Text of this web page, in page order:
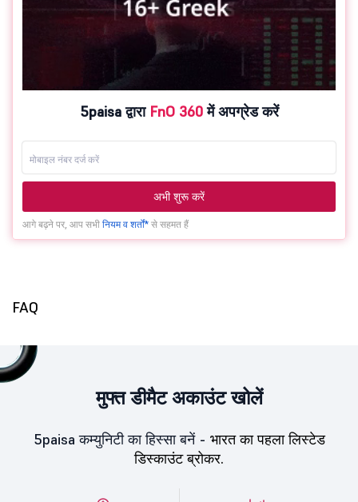
5paisa द्वारा FnO 360में अपग्रेड करें
अभी शुरू करें
आगे बढ़ने पर, आप सभी नियम व शर्तों* से सहमत हैं
FAQ
मुफ्त डीमैट अकाउंट खोलें
5paisa कम्युनिटी का हिस्सा बनें - भारत का पहला लिस्टेड
डिस्काउंट ब्रोकर.